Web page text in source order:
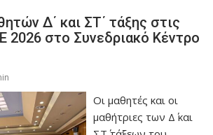
τε
ίτ
Δ΄ και ΣΤ΄ τάξης στις
2026 στο Συνεδριακό Κέντρο
Οι μαθητές και οι
μαθήτριες των Δ΄ και